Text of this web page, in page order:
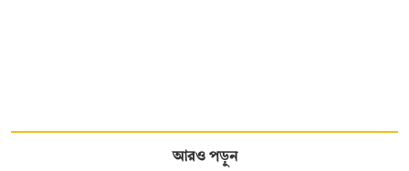
আরও পড়ুন